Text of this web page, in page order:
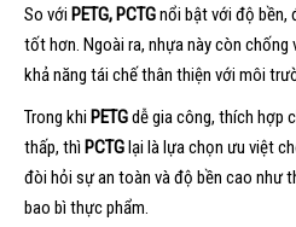
So với PETG, PCTGnổi bật với độ bền,
tốt hơn. Ngoài ra, nhựa này còn chống
khả năng tái chế thân thiện với môi
Trong khi PETGdễ gia công, thích hợp
thấp, thì PCTGlại là lựa chọn ưu việt
đòi hỏi sự an toàn và độ bền cao như
bao bì thực phẩm.